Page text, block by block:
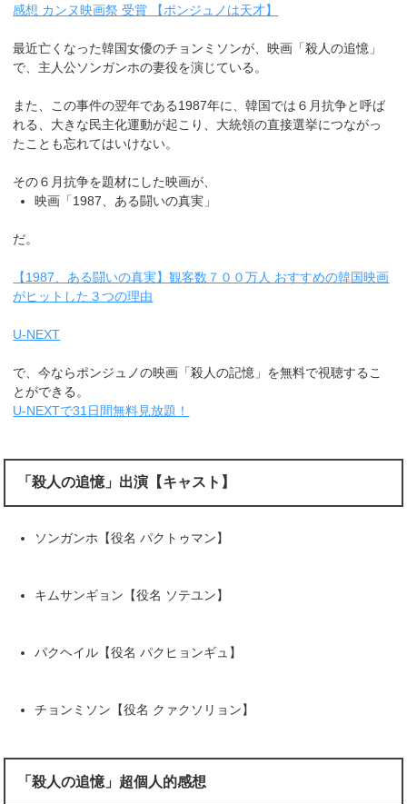
感想 カンヌ映画祭 受賞 【ポンジュノは天才】
最近亡くなった韓国女優のチョンミソンが、映画「殺人の追憶」
で、主人公ソンガンホの妻役を演じている。
また、この事件の翌年である1987年に、韓国では６月抗争と呼ば
れる、大きな民主化運動が起こり、大統領の直接選挙につながっ
たことも忘れてはいけない。
その６月抗争を題材にした映画が、
映画「1987、ある闘いの真実」
だ。
【1987、ある闘いの真実】観客数７００万人 おすすめの韓国映画
がヒットした３つの理由
U-NEXT
で、今ならポンジュノの映画「殺人の記憶」を無料で視聴するこ
とができる。
U-NEXTで31日間無料見放題！
「殺人の追憶」出演【キャスト】
ソンガンホ【役名 パクトゥマン】
キムサンギョン【役名 ソテユン】
パクヘイル【役名 パクヒョンギュ】
チョンミソン【役名 クァクソリョン】
「殺人の追憶」超個人的感想